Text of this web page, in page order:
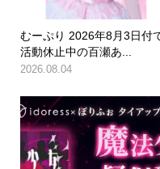
むーぷり 2026年8月3日付
活動休止中の百瀬あ...
2026.08.04